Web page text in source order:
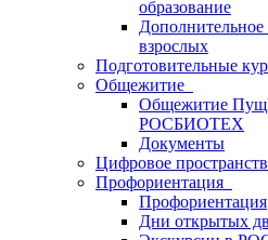
образование
Дополнительное
взрослых
Подготовительные
Общежитие
Общежитие
РОСБИОТЕХ
Документы
Цифровое
Профориентация
Профориентация
Дни открытых